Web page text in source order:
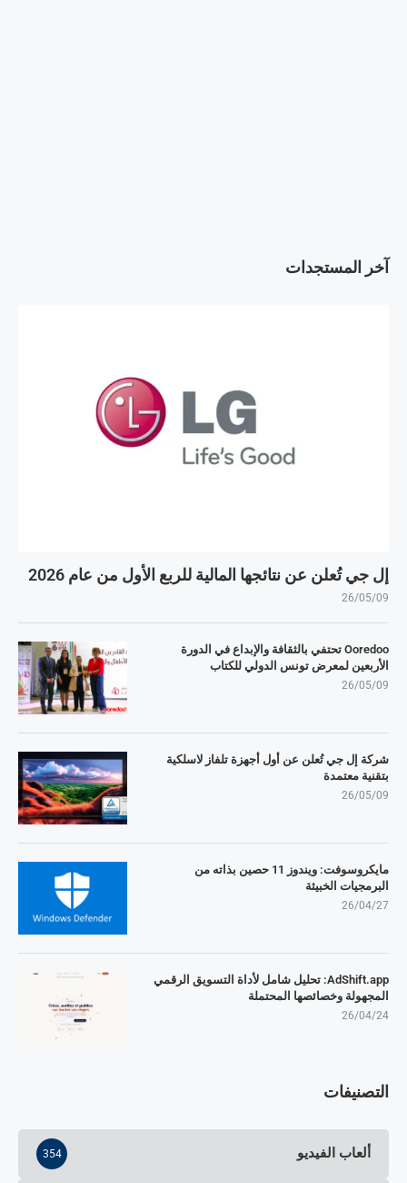
آخر المستجدات
إل جي تُعلن عن نتائجها المالية للربع الأول من عام 2026
26/05/09
Ooredoo تحتفي بالثقافة والإبداع في الدورة
الأربعين لمعرض تونس الدولي للكتاب
26/05/09
شركة إل جي تُعلن عن أول أجهزة تلفاز لاسلكية
بتقنية معتمدة
26/05/09
مايكروسوفت: ويندوز 11 حصين بذاته من
البرمجيات الخبيثة
26/04/27
AdShift.app: تحليل شامل لأداة التسويق الرقمي
المجهولة وخصائصها المحتملة
26/04/24
التصنيفات
ألعاب الفيديو 354